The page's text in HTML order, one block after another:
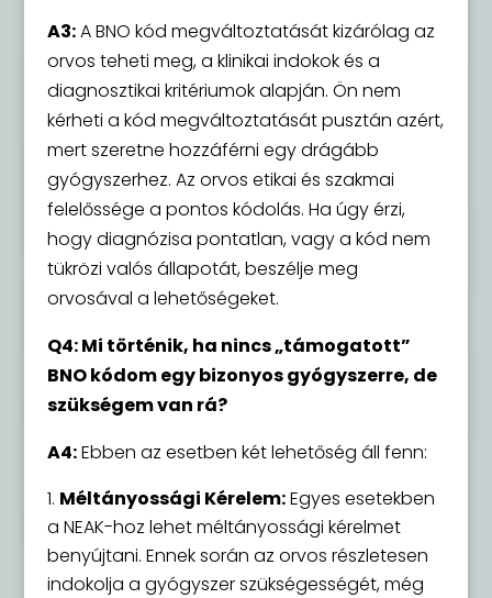
A3:A BNO kód megváltoztatását kizárólag az
orvos teheti meg, a klinikai indokok és a
diagnosztikai kritériumok alapján. Ön nem
kérheti a kód megváltoztatását pusztán azért,
mert szeretne hozzáférni egy drágább
gyógyszerhez. Az orvos etikai és szakmai
felelőssége a pontos kódolás. Ha úgy érzi,
hogy diagnózisa pontatlan, vagy a kód nem
tükrözi valós állapotát, beszélje meg
orvosával a lehetőségeket.
Q4: Mi történik, ha nincs „támogatott”
BNO kódom egy bizonyos gyógyszerre, de
szükségem van rá?
A4:Ebben az esetben két lehetőség áll fenn:
Méltányossági Kérelem:Egyes esetekben
a NEAK-hoz lehet méltányossági kérelmet
benyújtani. Ennek során az orvos részletesen
indokolja a gyógyszer szükségességét, még